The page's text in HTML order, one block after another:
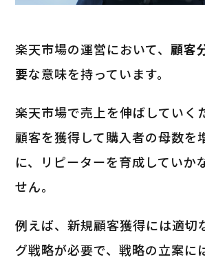
楽天市場の運営において、顧客
要な意味を持っています。
楽天市場で売上を伸ばしていく
顧客を獲得して購入者の母数を
に、リピーターを育成していか
せん。
例えば、新規顧客獲得には適切
グ戦略が必要で、戦略の立案に